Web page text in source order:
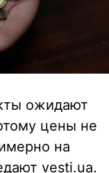
ожидают
цены не
на
vesti.ua.